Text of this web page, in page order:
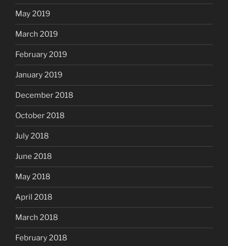
May 2019
March 2019
February 2019
January 2019
December 2018
October 2018
July 2018
June 2018
May 2018
April 2018
March 2018
February 2018